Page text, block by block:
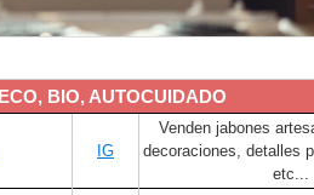
ECO, BIO, AUTOCUIDADO
IG
Venden jabones
decoraciones, detalles
etc...